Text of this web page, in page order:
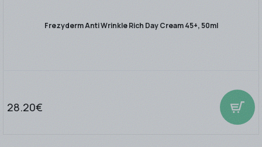
Frezyderm Anti Wrinkle Rich Day Cream 45+, 50ml
28.20€